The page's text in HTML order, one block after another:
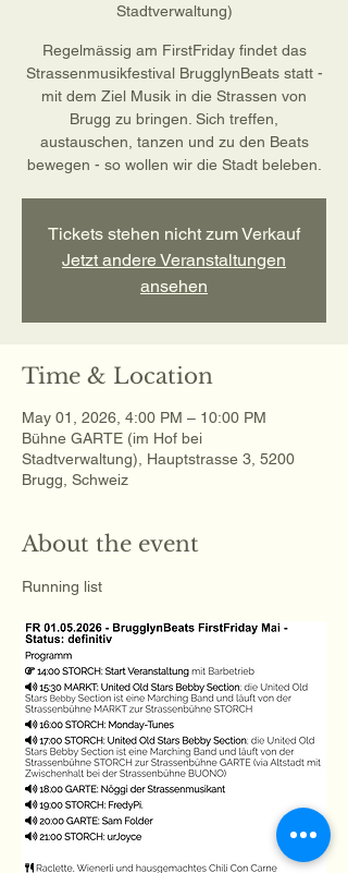
Stadtverwaltung)
Regelmässig am FirstFriday findet das
Strassenmusikfestival BrugglynBeats statt -
mit dem Ziel Musik in die Strassen von
Brugg zu bringen. Sich treffen,
austauschen, tanzen und zu den Beats
bewegen - so wollen wir die Stadt beleben.
Tickets stehen nicht zum Verkauf
Jetzt andere Veranstaltungen
ansehen
Time & Location
May 01, 2026, 4:00 PM – 10:00 PM
Bühne GARTE (im Hof bei
Stadtverwaltung), Hauptstrasse 3, 5200
Brugg, Schweiz
About the event
Running list